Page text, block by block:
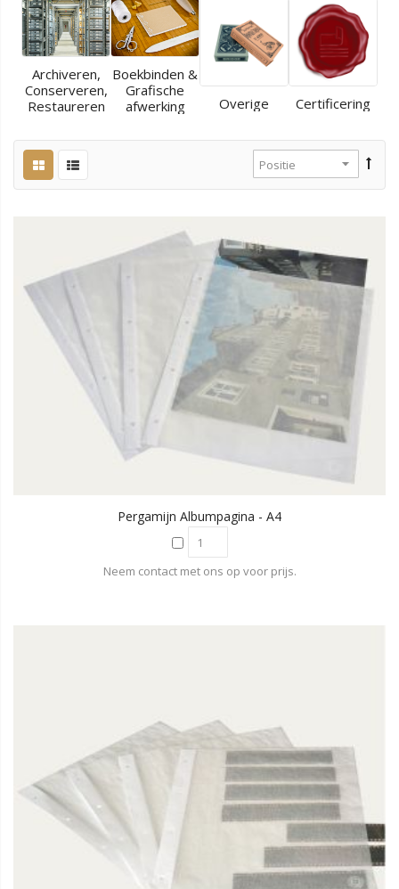
Archiveren,
Conserveren,
Restaureren
Boekbinden &
Grafische
afwerking
Overige Certificering
Pergamijn Albumpagina - A4
Neem contact met ons op voor prijs.